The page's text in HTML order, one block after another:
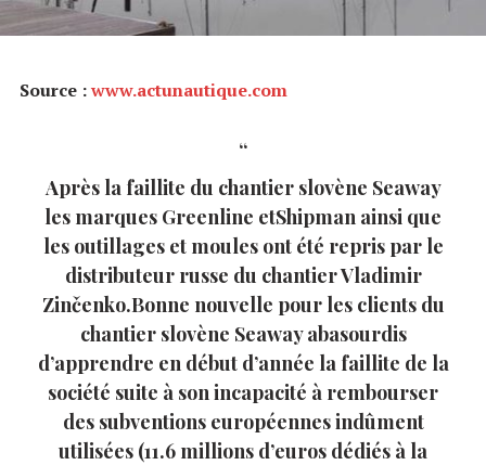
Source :www.actunautique.com
Après la faillite du chantier slovène Seaway
les marques Greenline etShipman ainsi que
les outillages et moules ont été repris par le
distributeur russe du chantier Vladimir
Zinčenko.Bonne nouvelle pour les clients du
chantier slovène Seaway abasourdis
d’apprendre en début d’année la faillite de la
société suite à son incapacité à rembourser
des subventions européennes indûment
utilisées (11.6 millions d’euros dédiés à la